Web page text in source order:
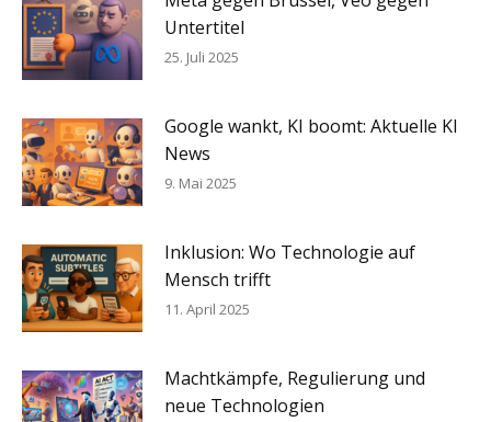
Untertitel
25. Juli 2025
Google wankt, KI boomt: Aktuelle KI
News
9. Mai 2025
Inklusion: Wo Technologie auf
Mensch trifft
11. April 2025
Machtkämpfe, Regulierung und
neue Technologien